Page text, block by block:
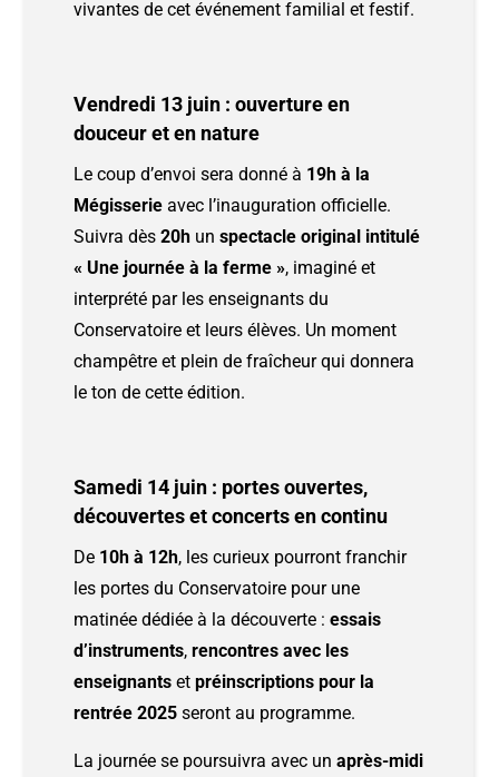
vivantes de cet événement familial et festif.
Vendredi 13 juin : ouverture en
douceur et en nature
Le coup d’envoi sera donné à 19h à la
Mégisserie avec l’inauguration officielle.
Suivra dès20h unspectacle original intitulé
« Une journée à la ferme », imaginé et
interprété par les enseignants du
Conservatoire et leurs élèves. Un moment
champêtre et plein de fraîcheur qui donnera
le ton de cette édition.
Samedi 14 juin : portes ouvertes,
découvertes et concerts en continu
De 10h à 12h, les curieux pourront franchir
les portes du Conservatoire pour une
matinée dédiée à la découverte :essais
d’instruments,rencontres avec les
enseignants etpréinscriptions pour la
rentrée 2025 seront au programme.
La journée se poursuivra avec unaprès-midi